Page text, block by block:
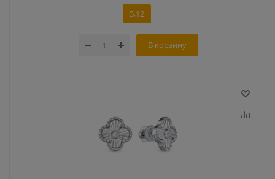
5,12
В корзину